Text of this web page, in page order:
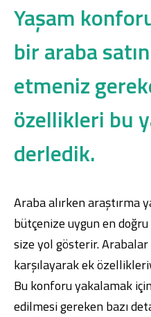
Yaşam
bir araba
etmeniz
özellikleri bu
derledik.
Araba alırken araştırma
bütçenize uygun en
size yol gösterir. Arabalar
karşılayarak ek
Bu konforu yakalamak
edilmesi gereken bazı